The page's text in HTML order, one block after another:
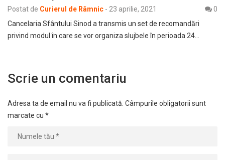
Postat de Curierul de Râmnic - 23 aprilie, 2021
0
Cancelaria Sfântului Sinod a transmis un set de recomandări
privind modul în care se vor organiza slujbele în perioada 24…
Scrie un comentariu
Adresa ta de email nu va fi publicată. Câmpurile obligatorii sunt
marcate cu *